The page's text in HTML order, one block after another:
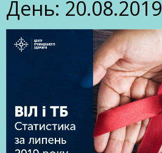
День: 20.08.2019